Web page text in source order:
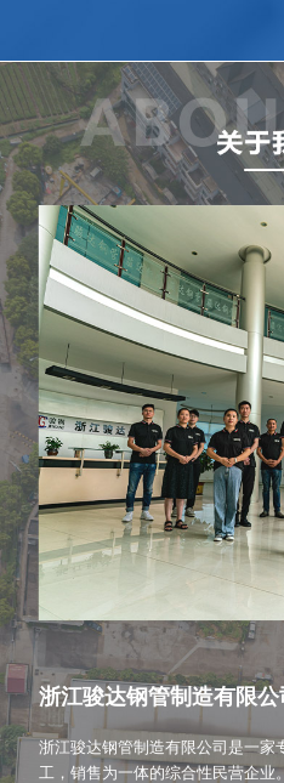
浙江骏达钢管制造有限公
浙江骏达钢管制造有限公司是一家
工，销售为一体的综合性民营企